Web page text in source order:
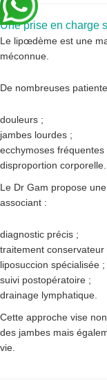
Une prise en charge
Le lipœdème est une
méconnue.
De nombreuses
douleurs ;
jambes lourdes ;
ecchymoses fréquentes
disproportion corporelle.
Le Dr Gam propose
associant :
diagnostic précis ;
traitement conservateur
liposuccion spécialisée ;
suivi postopératoire ;
drainage lymphatique.
Cette approche vise
des jambes mais
vie.